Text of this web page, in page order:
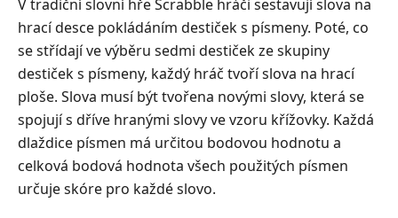
nejlepších
herních
aplikacích,
jako
je
Scrabble
V tradiční slovní hře Scrabble hráči sestavují slova na
hrací desce pokládáním destiček s písmeny. Poté, co
se střídají ve výběru sedmi destiček ze skupiny
destiček s písmeny, každý hráč tvoří slova na hrací
ploše. Slova musí být tvořena novými slovy, která se
spojují s dříve hranými slovy ve vzoru křížovky. Každá
dlaždice písmen má určitou bodovou hodnotu a
celková bodová hodnota všech použitých písmen
určuje skóre pro každé slovo.